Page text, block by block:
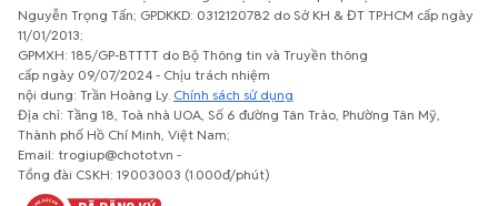
Nguyễn Trọng Tấn; GPDKKD: 0312120782 do Sở KH & ĐT TP.HCM cấp ngày
11/01/2013;
GPMXH: 185/GP-BTTTT do Bộ Thông tin và Truyền thông
cấp ngày 09/07/2024 - Chịu trách nhiệm
nội dung: Trần Hoàng Ly. Chính sách sử dụng
Địa chỉ: Tầng 18, Toà nhà UOA, Số 6 đường Tân Trào, Phường Tân Mỹ,
Thành phố Hồ Chí Minh, Việt Nam;
Email: trogiup@chotot.vn -
Tổng đài CSKH: 19003003 (1.000đ/phút)